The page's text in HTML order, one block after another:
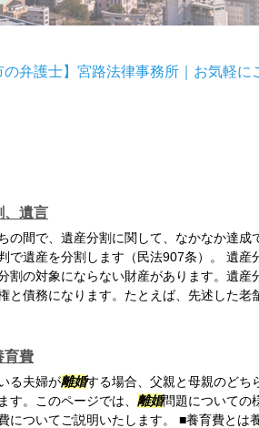
の弁護士】宮路法律事務所｜お気軽に
、遺言
の間で、遺産分割に関して、なかなか達成
で遺産を分割します（民法907条）。 遺産
割の対象にならない財産があります。遺産
と債務になります。たとえば、先述した老
育費
る夫婦が離婚する場合、父親と母親のどち
す。このページでは、 離婚問題についての
についてご説明いたします。 ■養育費とは